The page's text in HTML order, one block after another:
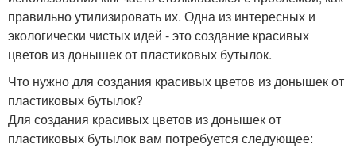
правильно утилизировать их. Одна из интересных и
экологически чистых идей - это создание красивых
цветов из донышек от пластиковых бутылок.
Что нужно для создания красивых цветов из донышек от
пластиковых бутылок?
Для создания красивых цветов из донышек от
пластиковых бутылок вам потребуется следующее: